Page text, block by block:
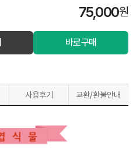
75,000원
바로구매
사용후기 교환/환불안내